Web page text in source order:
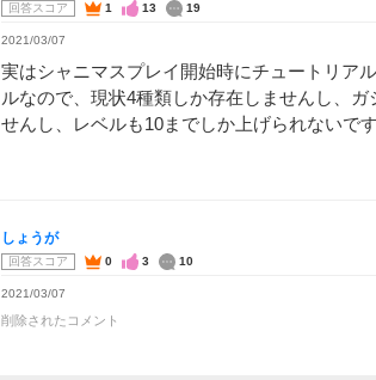
回答スコア 1 13 19
2021/03/07
実はシャニマスプレイ開始時にチュートリア
ルなので、現状4種類しか存在しませんし、
せんし、レベルも10までしか上げられないです
しょうが
回答スコア 0 3 10
2021/03/07
削除されたコメント